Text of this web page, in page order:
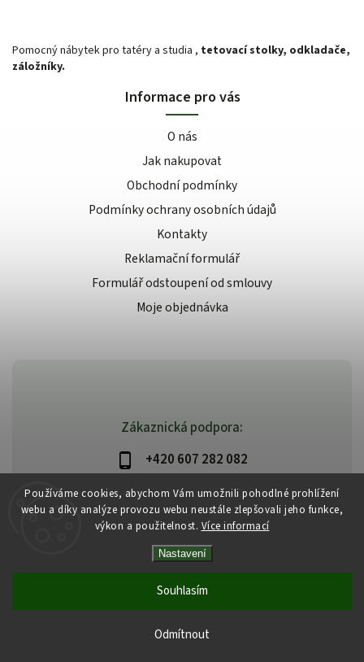
Používáme cookies, abychom Vám umožnili pohodlné prohlížení
webu a díky analýze provozu webu neustále zlepšovali jeho funkce,
výkon a použitelnost. Více informací
Nastavení
Odmítnout
Souhlasím
Pomocný nábytek pro tatéry a studia , tetovací stolky, odkladače,
záložníky.
Zákaznická podpora:
+420 607 282 082
info@beautysystem.cz
Informace pro vás
O nás
Jak nakupovat
Obchodní podmínky
Podmínky ochrany osobních údajů
Kontakty
Reklamační formulář
Formulář odstoupení od smlouvy
Moje objednávka
Beautysystem.cz
VytvořilShoptet | Design